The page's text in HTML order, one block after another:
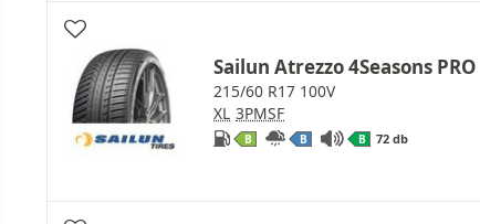
Sailun Atrezzo 4Seasons PRO
215/60 R17 100V
XL 3PMSF
B B B 72 db